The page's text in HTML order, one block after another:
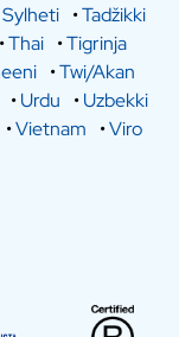
Sylheti •Tadžikki
•Thai •Tigrinja
•Twi/Akan
•Urdu •Uzbekki
•Vietnam •Viro